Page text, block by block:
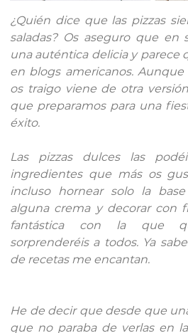
¿Quién dice que las pizzas
saladas? Os aseguro que en
una auténtica delicia y parece
en blogs americanos.
os traigo viene de otra
que preparamos para una
éxito.
Las pizzas dulces las
ingredientes que más os
incluso hornear solo la
alguna crema y decorar con
fantástica con la que
sorprenderéis a todos. Ya
de recetas me encantan.
He de decir que desde que
que no paraba de verlas en